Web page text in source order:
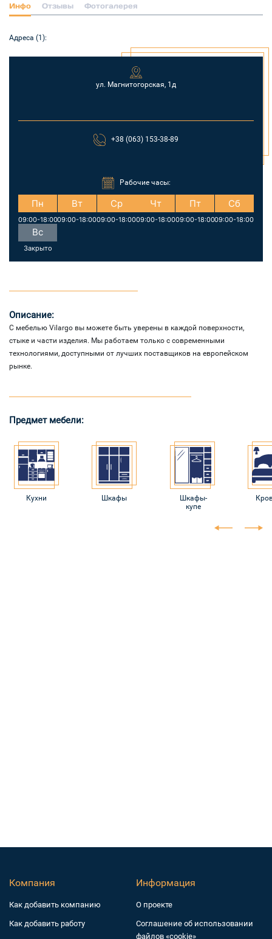
Инфо Отзывы Фотогалерея
Адреса (1):
ул. Магнитогорская, 1д
+38 (063) 153-38-89
Рабочие часы:
Пн
09:00-18:00
Вт
09:00-18:00
Ср
09:00-18:00
Чт
09:00-18:00
Пт
09:00-18:00
Сб
09:00-18:00
Вс
Закрыто
Описание:
С мебелью Vilargo вы можете быть уверены в каждой поверхности,
стыке и части изделия. Мы работаем только с современными
технологиями, доступными от лучших поставщиков на европейском
рынке.
Предмет мебели:
Кухни Шкафы
Шкафы-
купе
Компания
Как добавить компанию
Как добавить работу
Информация
О проекте
Соглашение об использовании
файлов «cookie»